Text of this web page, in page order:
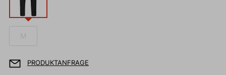
M
PRODUKTANFRAGE